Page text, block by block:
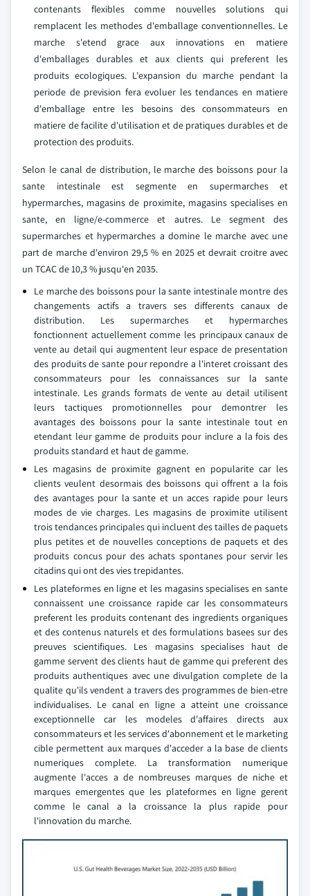
contenants flexibles comme nouvelles solutions qui
remplacent les methodes d'emballage conventionnelles. Le
marche s'etend grace aux innovations en matiere
d'emballages durables et aux clients qui preferent les
produits ecologiques. L'expansion du marche pendant la
periode de prevision fera evoluer les tendances en matiere
d'emballage entre les besoins des consommateurs en
matiere de facilite d'utilisation et de pratiques durables et de
protection des produits.
Selon le canal de distribution, le marche des boissons pour la
sante intestinale est segmente en supermarches et
hypermarches, magasins de proximite, magasins specialises en
sante, en ligne/e-commerce et autres. Le segment des
supermarches et hypermarches a domine le marche avec une
part de marche d'environ 29,5 % en 2025 et devrait croitre avec
un TCAC de 10,3 % jusqu'en 2035.
Le marche des boissons pour la sante intestinale montre des
changements actifs a travers ses differents canaux de
distribution. Les supermarches et hypermarches
fonctionnent actuellement comme les principaux canaux de
vente au detail qui augmentent leur espace de presentation
des produits de sante pour repondre a l'interet croissant des
consommateurs pour les connaissances sur la sante
intestinale. Les grands formats de vente au detail utilisent
leurs tactiques promotionnelles pour demontrer les
avantages des boissons pour la sante intestinale tout en
etendant leur gamme de produits pour inclure a la fois des
produits standard et haut de gamme.
Les magasins de proximite gagnent en popularite car les
clients veulent desormais des boissons qui offrent a la fois
des avantages pour la sante et un acces rapide pour leurs
modes de vie charges. Les magasins de proximite utilisent
trois tendances principales qui incluent des tailles de paquets
plus petites et de nouvelles conceptions de paquets et des
produits concus pour des achats spontanes pour servir les
citadins qui ont des vies trepidantes.
Les plateformes en ligne et les magasins specialises en sante
connaissent une croissance rapide car les consommateurs
preferent les produits contenant des ingredients organiques
et des contenus naturels et des formulations basees sur des
preuves scientifiques. Les magasins specialises haut de
gamme servent des clients haut de gamme qui preferent des
produits authentiques avec une divulgation complete de la
qualite qu'ils vendent a travers des programmes de bien-etre
individualises. Le canal en ligne a atteint une croissance
exceptionnelle car les modeles d'affaires directs aux
consommateurs et les services d'abonnement et le marketing
cible permettent aux marques d'acceder a la base de clients
numeriques complete. La transformation numerique
augmente l'acces a de nombreuses marques de niche et
marques emergentes que les plateformes en ligne gerent
comme le canal a la croissance la plus rapide pour
l'innovation du marche.